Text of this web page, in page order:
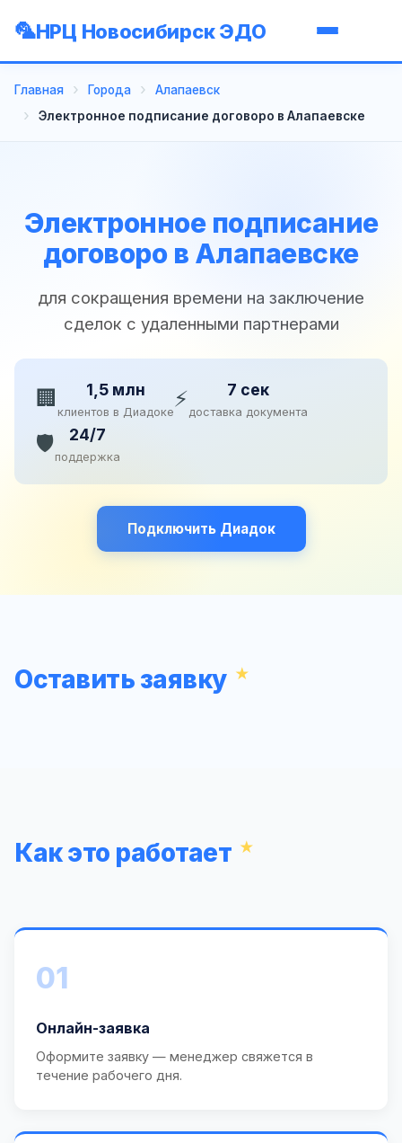
НРЦ Новосибирск ЭДО
Главная Города
Алапаевск
Электронное подписание договоро в Алапаевске
Электронное подписание
договоро в Алапаевске
для сокращения времени на заключение
сделок с удаленными партнерами
🏢 1,5 млн
клиентов в Диадоке⚡ 7 сек
доставка документа
🛡️ 24/7
поддержка
Подключить Диадок
Оставить заявку
Как это работает
01
Онлайн-заявка
Оформите заявку — менеджер свяжется в
течение рабочего дня.